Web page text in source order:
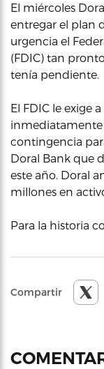
El miércoles
entregar el plan
urgencia el
(FDIC) tan
tenía pendiente.
El FDIC le exige
inmediatamente
contingencia
Doral Bank que
este año. Doral
millones en
Para la historia
Compartir